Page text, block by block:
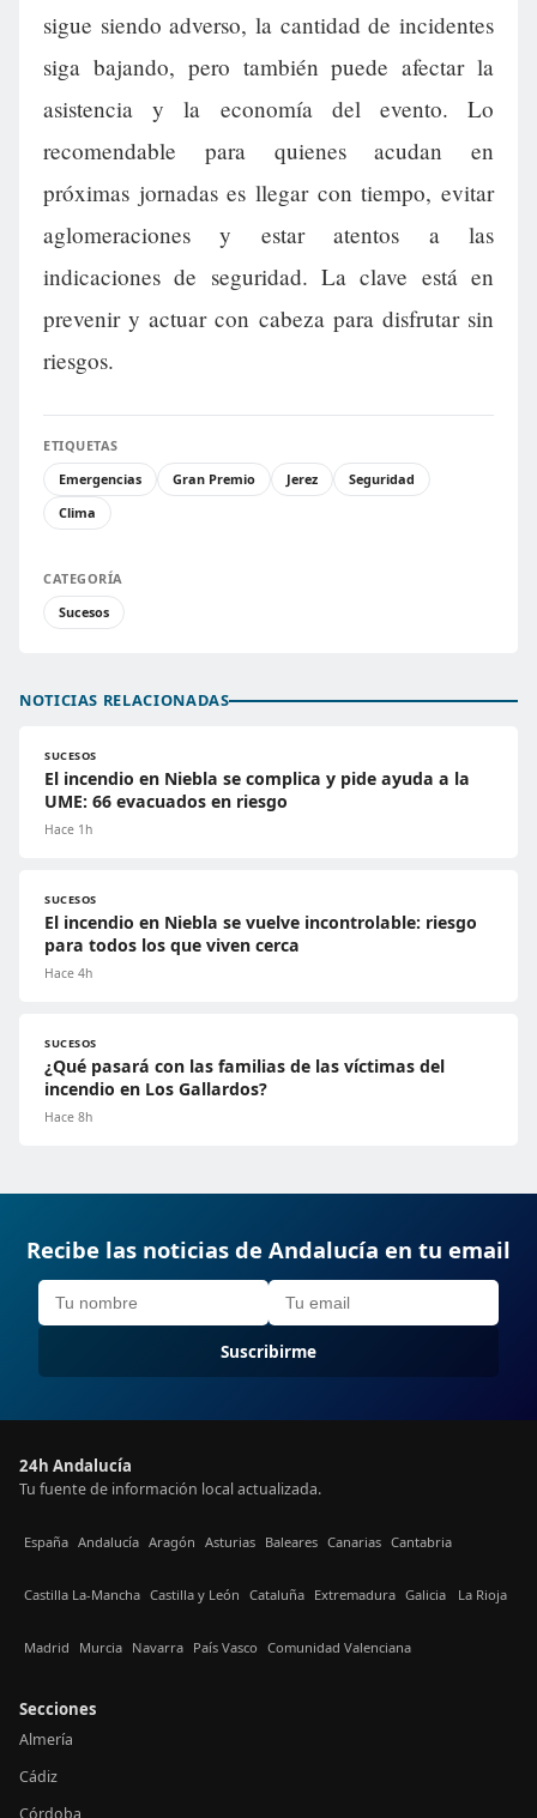
sigue siendo adverso, la cantidad de incidentes
siga bajando, pero también puede afectar la
asistencia y la economía del evento. Lo
recomendable para quienes acudan en
próximas jornadas es llegar con tiempo, evitar
aglomeraciones y estar atentos a las
indicaciones de seguridad. La clave está en
prevenir y actuar con cabeza para disfrutar sin
riesgos.
ETIQUETAS
Emergencias
Gran Premio Jerez
Seguridad
Clima
CATEGORÍA
Sucesos
NOTICIAS RELACIONADAS
SUCESOS
El incendio en Niebla se complica y pide ayuda a la
UME: 66 evacuados en riesgo
Hace 1h
SUCESOS
El incendio en Niebla se vuelve incontrolable: riesgo
para todos los que viven cerca
Hace 4h
SUCESOS
¿Qué pasará con las familias de las víctimas del
incendio en Los Gallardos?
Hace 8h
Recibe las noticias de Andalucía en tu email
Suscribirme
24h Andalucía
Tu fuente de información local actualizada.
España Andalucía Aragón Asturias Baleares Canarias Cantabria
Castilla La-Mancha Castilla y León Cataluña Extremadura Galicia La Rioja
Madrid Murcia Navarra País Vasco Comunidad Valenciana
Secciones
Almería
Cádiz